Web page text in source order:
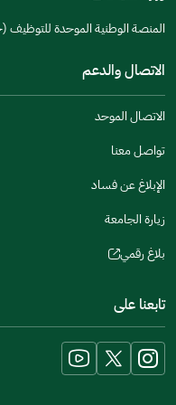
window)
new
(opens
new
window)
المنصة الوطنية الموحدة للتوظيف
window)
الاتصال والدعم
الاتصال الموحد
تواصل معنا
الإبلاغ عن فساد
زيارة الجامعة
بلاغ رقمي
(opens
new
window)
تابعنا على